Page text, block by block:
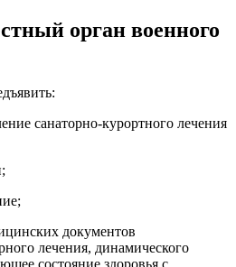
орган военного
санаторно-курортного лечения
документов
лечения, динамического
состояние здоровья с